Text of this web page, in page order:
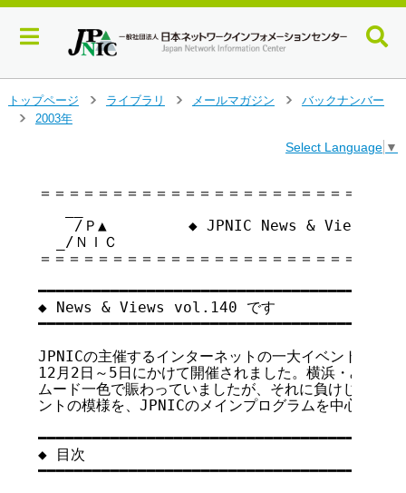
トップページ
ライブラリ
メールマガジン
バックナンバー
2003年
Select Language ▼
＝＝＝＝＝＝＝＝＝＝＝＝＝＝＝＝＝＝＝＝＝＝＝＝
/Ｐ▲         ◆ JPNIC News & Views
  _/ＮＩＣ
＝＝＝＝＝＝＝＝＝＝＝＝＝＝＝＝＝＝＝＝＝＝＝＝
━━━━━━━━━━━━━━━━━━━━━━━━━━━━━━━━━━━
◆ News & Views vol.140 です
━━━━━━━━━━━━━━━━━━━━━━━━━━━━━━━━━━━
JPNICの主催するインターネットの一大イベント、
12月2日～5日にかけて開催されました。横浜・みなと
ムード一色で賑わっていましたが、それに負けじと盛
ントの模様を、JPNICのメインプログラムを中心に特
━━━━━━━━━━━━━━━━━━━━━━━━━━━━━━━━━━━
◆ 目次
━━━━━━━━━━━━━━━━━━━━━━━━━━━━━━━━━━━